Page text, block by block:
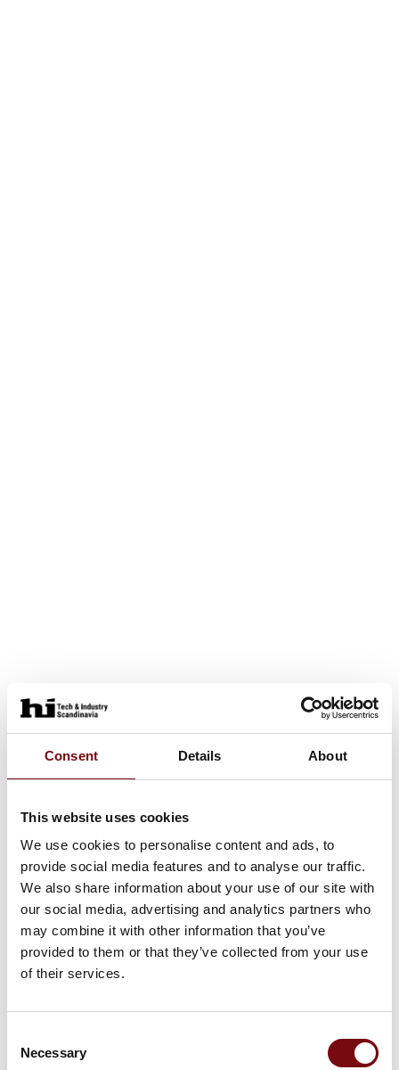
Consent Details About
This website uses cookies
We use cookies to personalise content and ads, to
provide social media features and to analyse our traffic.
We also share information about your use of our site with
our social media, advertising and analytics partners who
may combine it with other information that you’ve
provided to them or that they’ve collected from your use
of their services.
Selection
Necessary